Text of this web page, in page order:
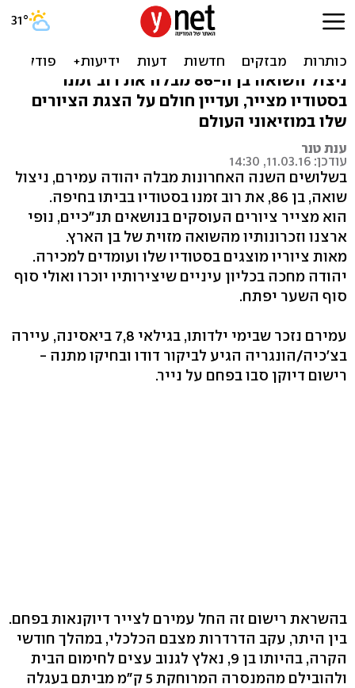
סיפור ההישרדות המדהים של
יהודה עמירם
ניצול השואה בן ה-86 מבלה את רוב זמנו
בסטודיו מצייר, ועדיין חולם על הצגת הציורים
שלו במוזיאוני העולם
ענת טנר
עודכן: 11.03.16, 14:30
בשלושים השנה האחרונות מבלה יהודה עמירם, ניצול
שואה, בן 86, את רוב זמנו בסטודיו בביתו בחיפה.
הוא מצייר ציורים העוסקים בנושאים תנ"כיים, נופי
ארצנו וזכרונותיו מהשואה מזוית של בן הארץ.
מאות ציוריו מוצגים בסטודיו שלו ועומדים למכירה.
יהודה מחכה בכליון עיניים שיצירותיו יוכרו ואולי סוף
סוף השער יפתח.
עמירם נזכר שבימי ילדותו, בגילאי 7,8 ביאסינה, עיירה
בצ'כיה/הונגריה הגיע לביקור דודו ובחיקו מתנה -
רישום דיוקן סבו בפחם על נייר.
בהשראת רישום זה החל עמירם לצייר דיוקנאות בפחם.
בין היתר, עקב הדרדרות מצבם הכלכלי, במהלך חודשי
הקרה, בהיותו בן 9, נאלץ לגנוב עצים לחימום הבית
ולהובילם מהמנסרה המרוחקת 5 ק"מ מביתם בעגלה